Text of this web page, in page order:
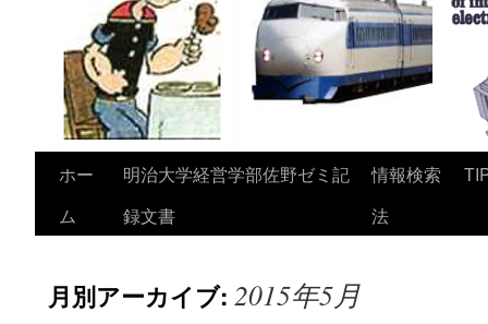
ホー
ム
明治大学経営学部佐野ゼミ記
録文書
情報検索
法
月別アーカイブ: 2015年5月